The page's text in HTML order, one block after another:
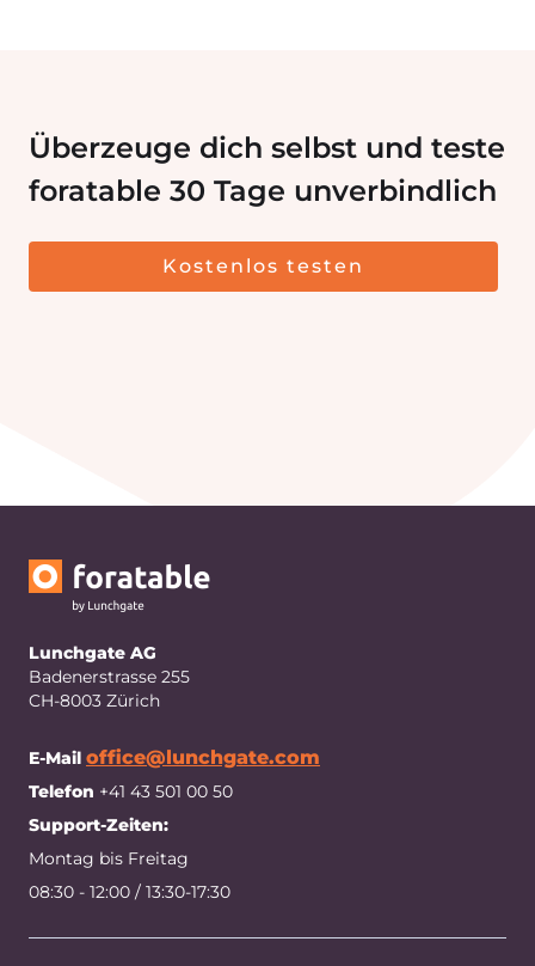
Überzeuge dich selbst und teste
foratable 30 Tage unverbindlich
Kostenlos testen
Lunchgate AG
Badenerstrasse 255
CH-8003 Zürich
E-Mail office@lunchgate.com
Telefon +41 43 501 00 50
Support-Zeiten:
Montag bis Freitag
08:30 - 12:00 / 13:30-17:30